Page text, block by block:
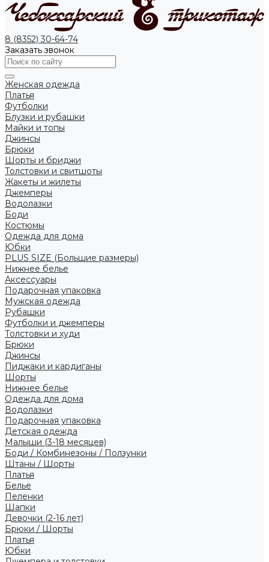
8 (8352) 30-64-74
Заказать звонок
Женская одежда
Платья
Футболки
Блузки и рубашки
Майки и топы
Джинсы
Брюки
Шорты и бриджи
Толстовки и свитшоты
Жакеты и жилеты
Джемперы
Водолазки
Боди
Костюмы
Одежда для дома
Юбки
PLUS SIZE (Большие размеры)
Нижнее белье
Аксессуары
Подарочная упаковка
Мужская одежда
Рубашки
Футболки и джемперы
Толстовки и худи
Брюки
Джинсы
Пиджаки и кардиганы
Шорты
Нижнее белье
Одежда для дома
Водолазки
Подарочная упаковка
Детская одежда
Малыши (3-18 месяцев)
Боди / Комбинезоны / Ползунки
Штаны / Шорты
Платья
Белье
Пеленки
Шапки
Девочки (2-16 лет)
Брюки / Шорты
Платья
Юбки